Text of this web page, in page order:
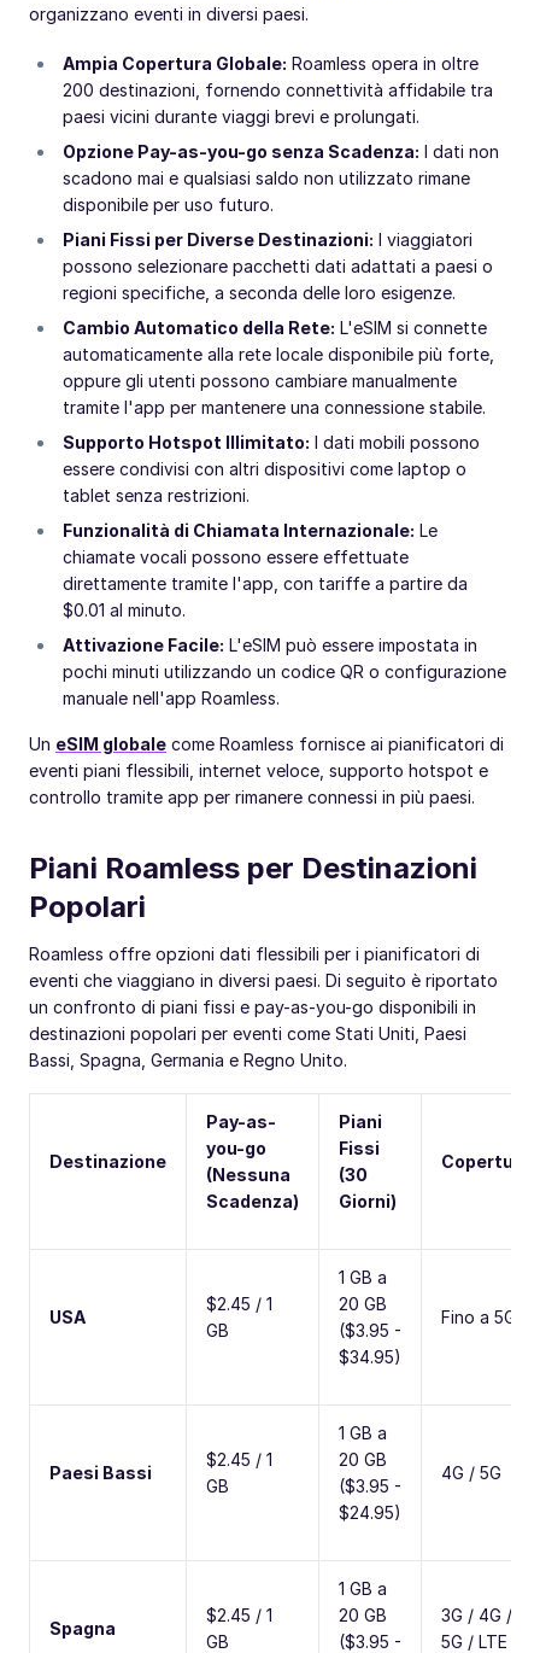
organizzano eventi in diversi paesi.
Ampia Copertura Globale: Roamless opera in oltre
200 destinazioni, fornendo connettività affidabile tra
paesi vicini durante viaggi brevi e prolungati.
Opzione Pay-as-you-go senza Scadenza: I dati non
scadono mai e qualsiasi saldo non utilizzato rimane
disponibile per uso futuro.
Piani Fissi per Diverse Destinazioni: I viaggiatori
possono selezionare pacchetti dati adattati a paesi o
regioni specifiche, a seconda delle loro esigenze.
Cambio Automatico della Rete: L'eSIM si connette
automaticamente alla rete locale disponibile più forte,
oppure gli utenti possono cambiare manualmente
tramite l'app per mantenere una connessione stabile.
Supporto Hotspot Illimitato: I dati mobili possono
essere condivisi con altri dispositivi come laptop o
tablet senza restrizioni.
Funzionalità di Chiamata Internazionale: Le
chiamate vocali possono essere effettuate
direttamente tramite l'app, con tariffe a partire da
$0.01 al minuto.
Attivazione Facile: L'eSIM può essere impostata in
pochi minuti utilizzando un codice QR o configurazione
manuale nell'app Roamless.
Un eSIM globale come Roamless fornisce ai pianificatori di
eventi piani flessibili, internet veloce, supporto hotspot e
controllo tramite app per rimanere connessi in più paesi.
Piani Roamless per Destinazioni
Popolari
Roamless offre opzioni dati flessibili per i pianificatori di
eventi che viaggiano in diversi paesi. Di seguito è riportato
un confronto di piani fissi e pay-as-you-go disponibili in
destinazioni popolari per eventi come Stati Uniti, Paesi
Bassi, Spagna, Germania e Regno Unito.
Destinazione
Pay-as-
you-go
(Nessuna
Scadenza)
Piani
Fissi
(30
Giorni)
Copertura
USA
$2.45 / 1
GB
1 GB a
20 GB
($3.95 -
$34.95)
Fino a 5G
Paesi Bassi
$2.45 / 1
GB
1 GB a
20 GB
($3.95 -
$24.95)
4G / 5G
Spagna
$2.45 / 1
GB
1 GB a
20 GB
($3.95 -
3G / 4G /
5G / LTE